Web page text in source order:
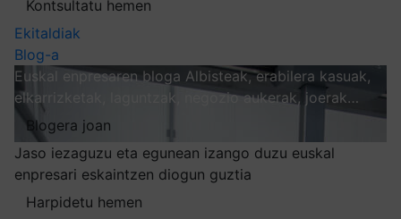
Kontsultatu hemen
Ekitaldiak
Blog-a
Euskal enpresaren bloga Albisteak, erabilera kasuak,
elkarrizketak, laguntzak, negozio aukerak, joerak…
Blogera joan
Jaso iezaguzu eta egunean izango duzu euskal
enpresari eskaintzen diogun guztia
Harpidetu hemen